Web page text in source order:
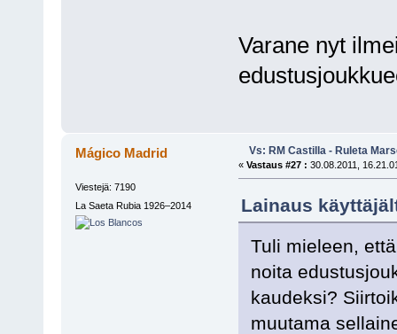
Varane nyt
Mágico Madrid
Viestejä: 7190
La Saeta Rubia 1926–2014
Vs: RM Castilla - Ruleta
« Vastaus #27 : 30.08.2011,
Lainaus
Tuli mieleen,
noita
kaudeksi?
muutama